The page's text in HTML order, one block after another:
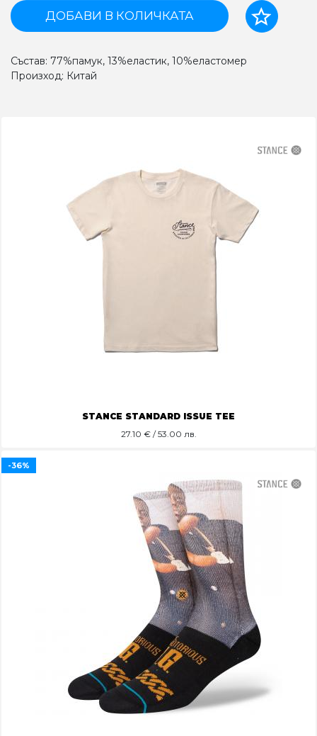
ДОБАВИ В КОЛИЧКАТА
Състав: 77%памук, 13%еластик, 10%еластомер
Произход: Китай
STANCE STANDARD ISSUE TEE
27.10 € / 53.00 лв.
-36%